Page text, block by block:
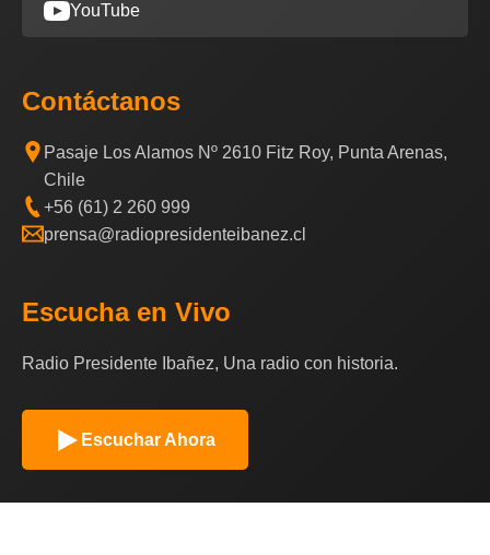
YouTube
Contáctanos
Pasaje Los Alamos Nº 2610 Fitz Roy, Punta Arenas,
Chile
+56 (61) 2 260 999
prensa@radiopresidenteibanez.cl
Escucha en Vivo
Radio Presidente Ibañez, Una radio con historia.
Escuchar Ahora